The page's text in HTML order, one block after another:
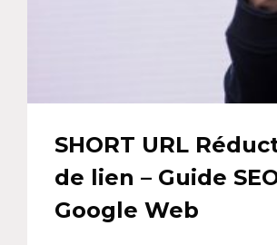
SHORT URL
de lien – Guide
Google Web